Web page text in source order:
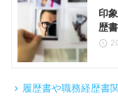
印
歴
履歴書や職務経歴書